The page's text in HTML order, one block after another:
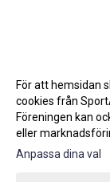
För att hemsidan
cookies från
Föreningen kan
eller
Anpassa dina val